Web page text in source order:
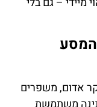
אדום, משפרים